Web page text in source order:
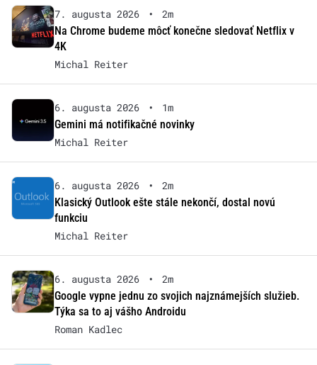
7. augusta 2026 •
2m
Na Chrome budeme môcť konečne sledovať Netflix v
4K
Michal Reiter
6. augusta 2026 •
1m
Gemini má notifikačné novinky
Michal Reiter
6. augusta 2026 •
2m
Klasický Outlook ešte stále nekončí, dostal novú
funkciu
Michal Reiter
6. augusta 2026 •
2m
Google vypne jednu zo svojich najznámejších služieb.
Týka sa to aj vášho Androidu
Roman Kadlec